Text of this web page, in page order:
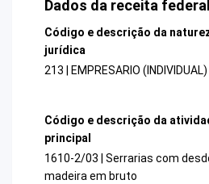
Dados da receita federal
Código e descrição da
jurídica
213 | EMPRESARIO (INDIVIDUAL)
Código e descrição da
principal
1610-2/03 | Serrarias com
madeira em bruto